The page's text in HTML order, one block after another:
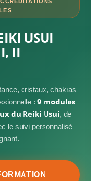
USUI
II
cristaux, chakras
: 9 modules
du Reiki Usui, de
le suivi personnalisé